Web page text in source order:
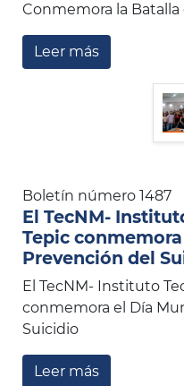
Conmemora la
Leer más
Boletín número 1487
El TecNM-
Tepic
Prevención del
El TecNM- Instituto
conmemora el Día
Suicidio
Leer más